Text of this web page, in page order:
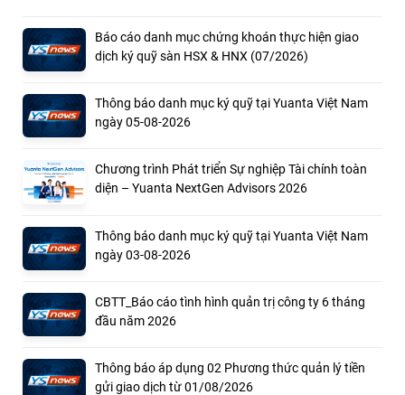
Báo cáo danh mục chứng khoán thực hiện giao
dịch ký quỹ sàn HSX & HNX (07/2026)
Thông báo danh mục ký quỹ tại Yuanta Việt Nam
ngày 05-08-2026
Chương trình Phát triển Sự nghiệp Tài chính toàn
diện – Yuanta NextGen Advisors 2026
Thông báo danh mục ký quỹ tại Yuanta Việt Nam
ngày 03-08-2026
CBTT_Báo cáo tình hình quản trị công ty 6 tháng
đầu năm 2026
Thông báo áp dụng 02 Phương thức quản lý tiền
gửi giao dịch từ 01/08/2026